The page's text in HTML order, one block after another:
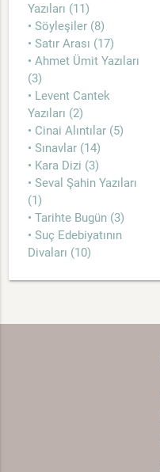
Yazıları (11)
• Söyleşiler (8)
• Satır Arası (17)
• Ahmet Ümit Yazıları
(3)
• Levent Cantek
Yazıları (2)
• Cinai Alıntılar (5)
• Sınavlar (14)
• Kara Dizi (3)
• Seval Şahin Yazıları
(1)
• Tarihte Bugün (3)
• Suç Edebiyatının
Divaları (10)